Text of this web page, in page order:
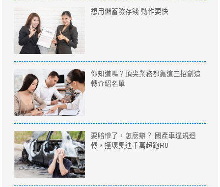
想用儲蓄險存錢 動作要快
你知道嗎？頂尖業務都靠這三招創造
轉介紹名單
要賠慘了，怎麼辦？ 國產車違規迴
轉，撞壞奧迪千萬超跑R8